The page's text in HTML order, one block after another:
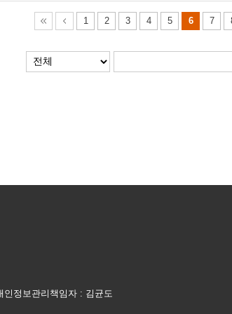
1 2 3 4 5 6 7
정보관리책임자 : 김균도